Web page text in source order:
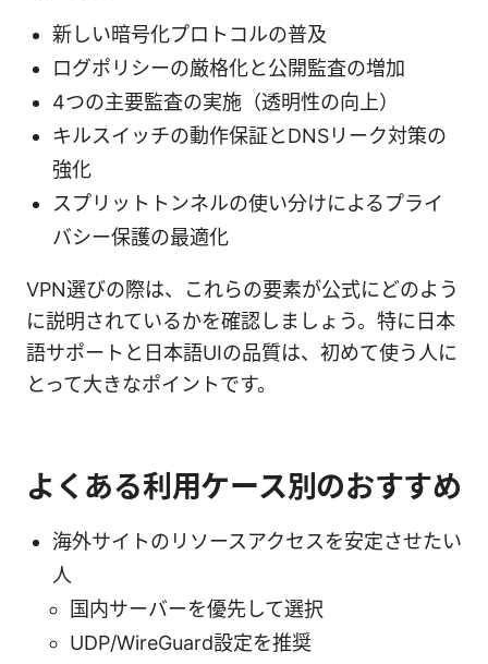
新しい暗号化プロトコルの普及
ログポリシーの厳格化と公開監査の増加
4つの主要監査の実施（透明性の向上）
キルスイッチの動作保証とDNSリーク対策の
強化
スプリットトンネルの使い分けによるプライ
バシー保護の最適化
VPN選びの際は、これらの要素が公式にどのよう
に説明されているかを確認しましょう。特に日本
語サポートと日本語UIの品質は、初めて使う人に
とって大きなポイントです。
よくある利用ケース別のおすすめ
海外サイトのリソースアクセスを安定させたい
人
国内サーバーを優先して選択
UDP/WireGuard設定を推奨